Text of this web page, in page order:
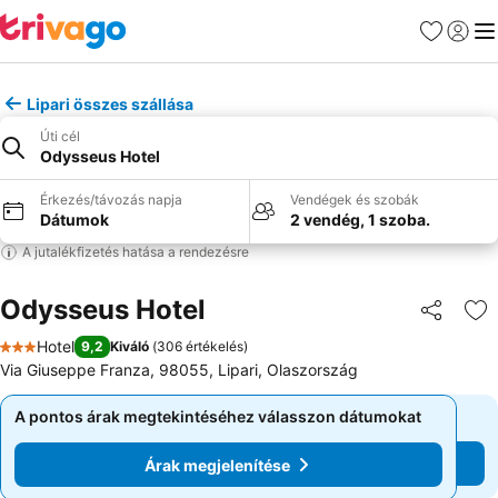
Kedvencek
Lipari összes szállása
Úti cél
Odysseus Hotel
Érkezés/távozás napja
Dátumok
Vendégek és szobák
2 vendég, 1 szoba.
A jutalékfizetés hatása a rendezésre
Odysseus Hotel
3 Kategória
Hotel 9,2 Kiváló (306 értékelés)
Via Giuseppe Franza, 98055, Lipari, Olaszország
A pontos árak megtekintéséhez válasszon dátumokat
Árak megjelenítése
A pontos árak megtekintéséhez válasszon dátumokat
Árak megjelenítése